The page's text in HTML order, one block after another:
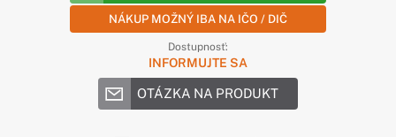
NÁKUP MOŽNÝ IBA NA IČO / DIČ
Dostupnosť:
INFORMUJTE SA
OTÁZKA NA PRODUKT